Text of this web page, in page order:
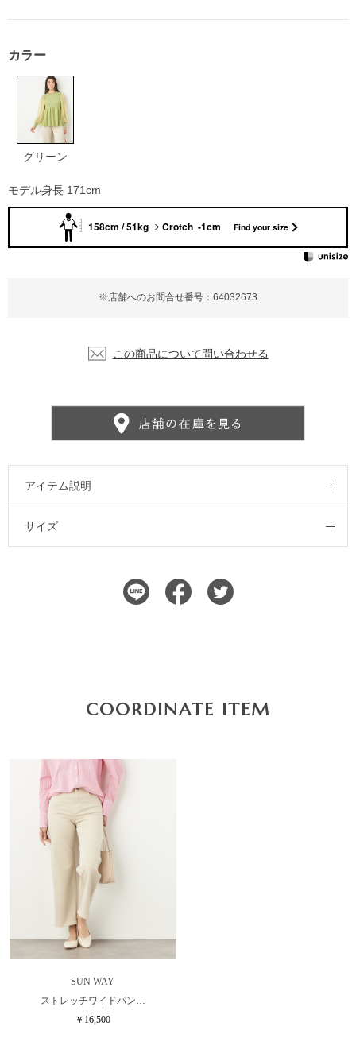
※店舗へのお問合せ番号：64032673
カラー
グリーン
この商品について問い合わせる
モデル身長 171cm
アイテム説明
サイズ
158cm / 51kg Crotch -1cm Find your size
COORDINATE ITEM
SUN WAY
ストレッチワイドパン…
￥16,500